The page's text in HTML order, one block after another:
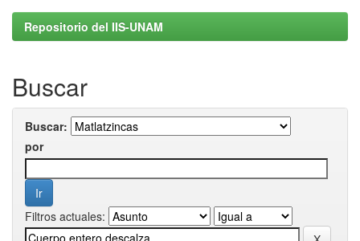
Repositorio del IIS-UNAM
Buscar
Buscar:
por
Filtros actuales: